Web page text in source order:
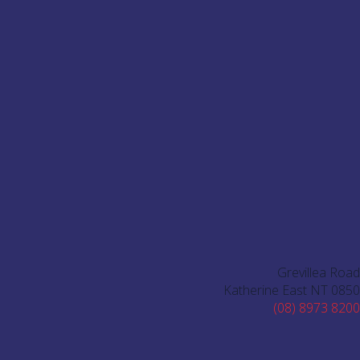
Grevillea Road
Katherine East NT 0850
(08) 8973 8200